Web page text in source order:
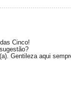
Cinco!
Gentileza aqui